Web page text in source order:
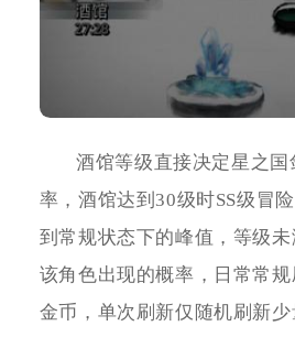
酒馆等级直接决定星之
率，酒馆达到30级时SS级冒
到常规状态下的峰值，等级
该角色出现的概率，日常常
金币，单次刷新仅随机刷新